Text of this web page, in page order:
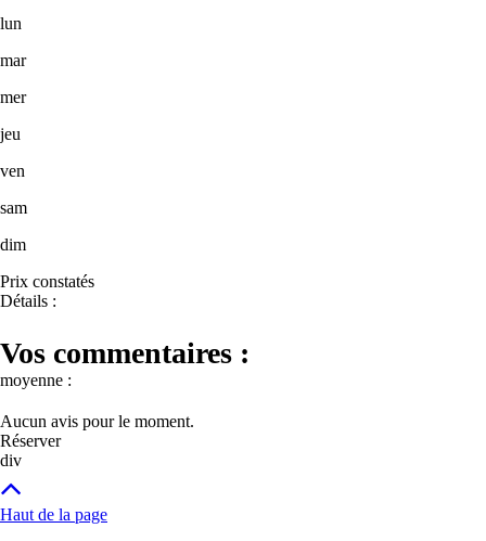
lun
mar
mer
jeu
ven
sam
dim
Prix constatés
Détails :
Vos commentaires :
moyenne :
Aucun avis pour le moment.
Réserver
div
Haut de la page